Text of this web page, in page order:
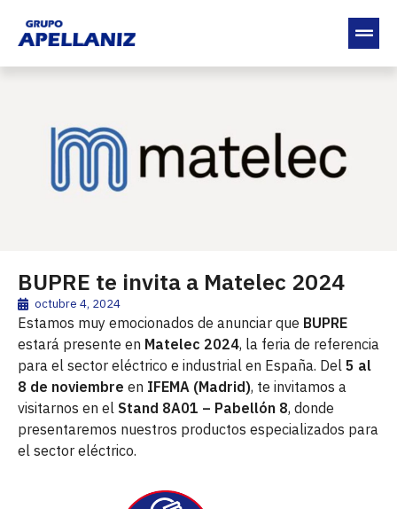
BUPRE te invita a Matelec 2024
octubre 4, 2024
Estamos muy emocionados de anunciar que BUPRE
estará presente en Matelec 2024, la feria de referencia
para el sector eléctrico e industrial en España. Del 5 al
8 de noviembre en IFEMA (Madrid), te invitamos a
visitarnos en el Stand 8A01 – Pabellón 8, donde
presentaremos nuestros productos especializados para
el sector eléctrico.